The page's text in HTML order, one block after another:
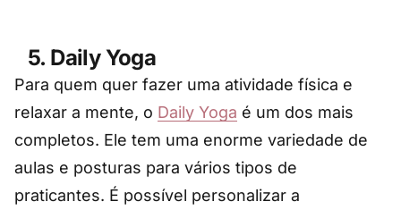
5. Daily Yoga
Para quem quer fazer uma atividade física e
relaxar a mente, o Daily Yoga é um dos mais
completos. Ele tem uma enorme variedade de
aulas e posturas para vários tipos de
praticantes. É possível personalizar a